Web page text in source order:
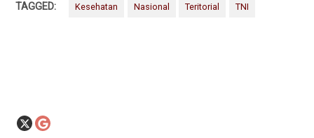
TAGGED: Kesehatan Nasional Teritorial TNI